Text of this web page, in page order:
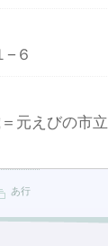
−６
元えびの市立
あ行